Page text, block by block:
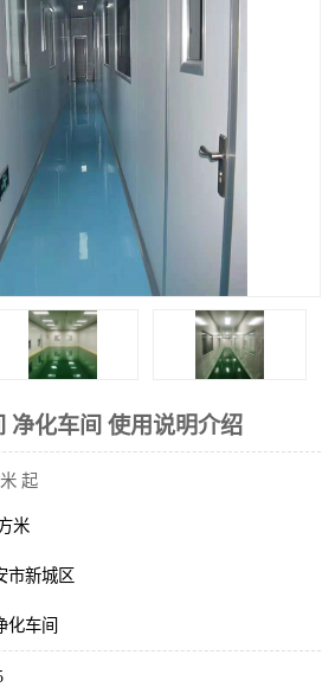
净化车间 使用说明介绍
起
米
市新城区
化车间
GMP车间